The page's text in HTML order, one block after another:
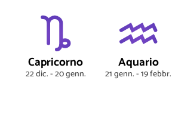
Capricorno
22 dic. - 20 genn.
Aquario
21 genn. - 19 febbr.